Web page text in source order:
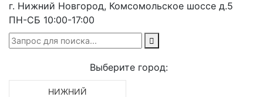
г. Нижний Новгород, Комсомольское шоссе д.5
ПН-СБ 10:00-17:00
Выберите город:
НИЖНИЙ